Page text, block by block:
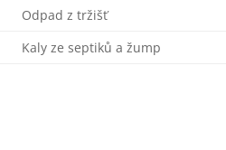
Odpad z tržišť
Kaly ze septiků a žump